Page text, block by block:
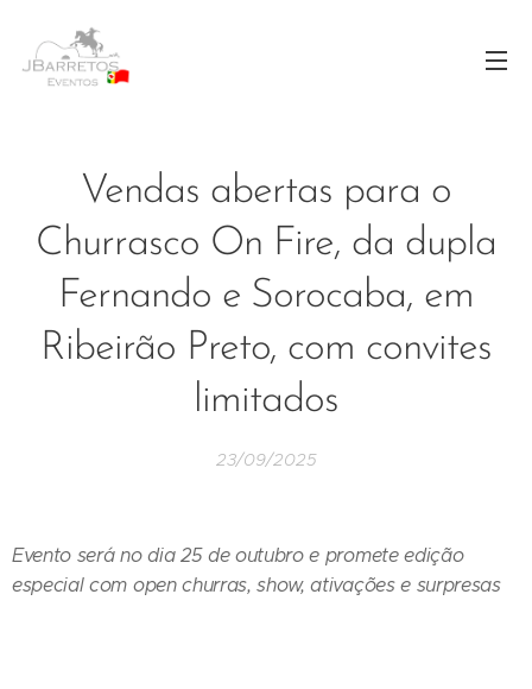
Vendas abertas para o
Churrasco On Fire, da dupla
Fernando e Sorocaba, em
Ribeirão Preto, com convites
limitados
23/09/2025
Evento será no dia 25 de outubro e promete edição
especial com open churras, show, ativações e surpresas